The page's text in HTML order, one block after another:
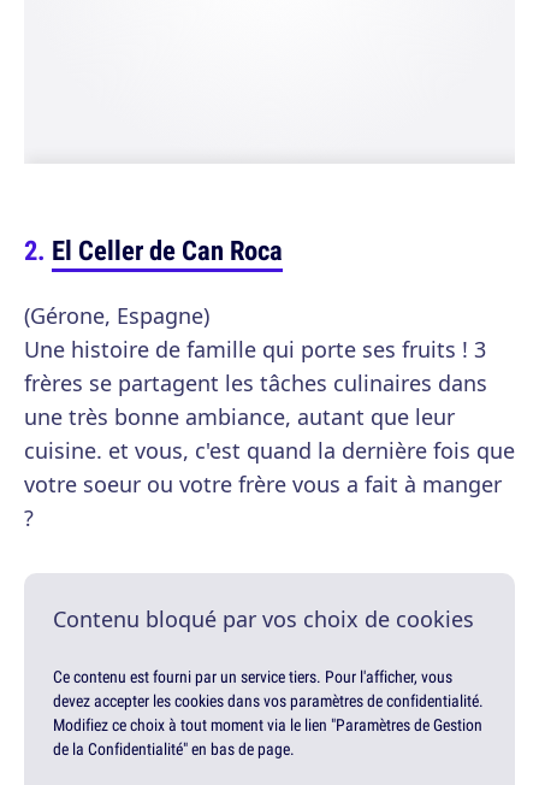
El Celler de Can Roca
(Gérone, Espagne)
Une histoire de famille qui porte ses fruits ! 3
frères se partagent les tâches culinaires dans
une très bonne ambiance, autant que leur
cuisine. et vous, c'est quand la dernière fois que
votre soeur ou votre frère vous a fait à manger
?
Contenu bloqué par vos choix de cookies
Ce contenu est fourni par un service tiers. Pour l'afficher, vous
devez accepter les cookies dans vos paramètres de confidentialité.
Modifiez ce choix à tout moment via le lien "Paramètres de Gestion
de la Confidentialité" en bas de page.